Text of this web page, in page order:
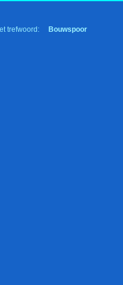
trefwoord: Bouwspoor